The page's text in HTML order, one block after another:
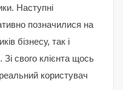
Наступні
позначилися на
бізнесу, так і
Зі свого клієнта щось
користувач